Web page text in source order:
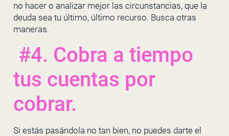
no hacer o analizar mejor las circunstancias, que la
deuda sea tu último, último recurso. Busca otras
maneras.
#4. Cobra a tiempo
tus cuentas por
cobrar.
Si estás pasándola no tan bien, no puedes darte el